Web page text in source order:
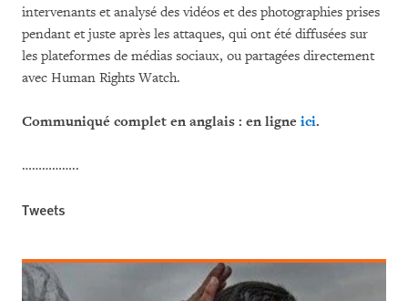
intervenants et analysé des vidéos et des photographies prises
pendant et juste après les attaques, qui ont été diffusées sur
les plateformes de médias sociaux, ou partagées directement
avec Human Rights Watch.
Communiqué complet en anglais : en ligne ici.
……………..
Tweets